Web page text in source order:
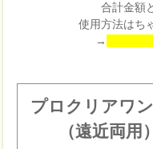
合計金額
使用方法はち
→
プロクリアワ
（遠近両用